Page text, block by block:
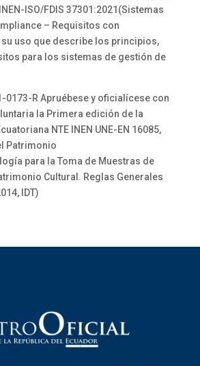
ISO/FDIS 37301:2021(Sistemas
– Requisitos con
uso que describe los principios,
para los sistemas de gestión de
0173-R Apruébese y oficialícese con
la Primera edición de la
NTE INEN UNE-EN 16085,
Patrimonio
para la Toma de Muestras de
Cultural. Reglas Generales
IDT)